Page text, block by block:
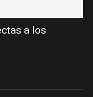
a los